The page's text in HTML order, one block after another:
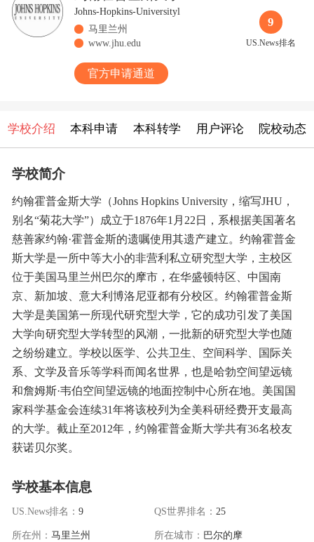
Johns-Hopkins-Universityl
马里兰州
www.jhu.edu
官方申请通道
9
US.News排名
学校介绍 本科申请 本科转学 用户评论 院校动态
学校简介
约翰霍普金斯大学（Johns Hopkins University，缩写JHU，
别名“菊花大学”）成立于1876年1月22日，系根据美国著名
慈善家约翰·霍普金斯的遗嘱使用其遗产建立。约翰霍普金
斯大学是一所中等大小的非营利私立研究型大学，主校区
位于美国马里兰州巴尔的摩市，在华盛顿特区、中国南
京、新加坡、意大利博洛尼亚都有分校区。约翰霍普金斯
大学是美国第一所现代研究型大学，它的成功引发了美国
大学向研究型大学转型的风潮，一批新的研究型大学也随
之纷纷建立。学校以医学、公共卫生、空间科学、国际关
系、文学及音乐等学科而闻名世界，也是哈勃空间望远镜
和詹姆斯·韦伯空间望远镜的地面控制中心所在地。美国国
家科学基金会连续31年将该校列为全美科研经费开支最高
的大学。截止至2012年，约翰霍普金斯大学共有36名校友
获诺贝尔奖。
学校基本信息
US.News排名： 9 QS世界排名： 25
所在州： 马里兰州 所在城市： 巴尔的摩